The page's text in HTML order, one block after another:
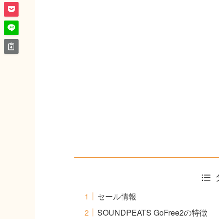
セール情報
SOUNDPEATS GoFree2の特徴